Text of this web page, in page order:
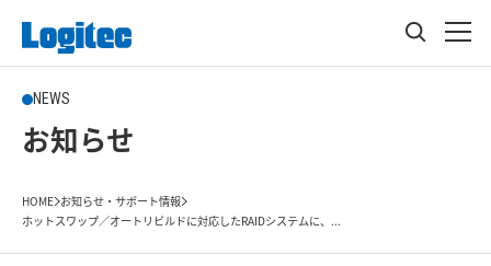
NEWS
お知らせ
HOME お知らせ・サポート情報
ホットスワップ／オートリビルドに対応したRAIDシステムに、...